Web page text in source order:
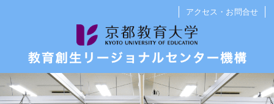
教職キャリア高度化センター
イベント
先生を究めるWeb講義
ア
高
教
アクセス・お問合せ